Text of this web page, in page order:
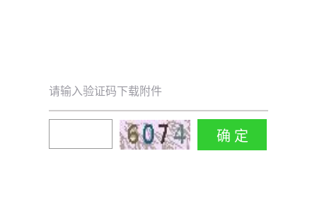
请输入验证码下载附件